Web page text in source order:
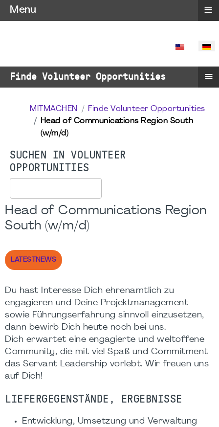
SPRACHE
Finde Volunteer Opportunities ≡
MITMACHEN
Finde Volunteer Opportunities
Head of Communications Region South
(w/m/d)
SUCHEN IN VOLUNTEER
OPPORTUNITIES
Head of Communications Region
South (w/m/d)
LATESTNEWS
Du hast Interesse Dich ehrenamtlich zu
engagieren und Deine Projektmanagement-
sowie Führungserfahrung sinnvoll einzusetzen,
dann bewirb Dich heute noch bei uns.
Dich erwartet eine engagierte und weltoffene
Community, die mit viel Spaß und Commitment
das Servant Leadership vorlebt. Wir freuen uns
auf Dich!
LIEFERGEGENSTÄNDE, ERGEBNISSE
Entwicklung, Umsetzung und Verwaltung
Menu ≡